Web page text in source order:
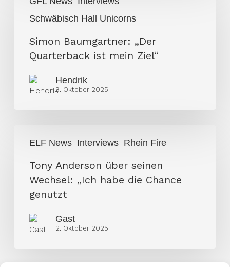
Schwäbisch Hall Unicorns
Baumgartner:
„Der
Quarterback
Simon Baumgartner: „Der
Quarterback ist mein Ziel“
Hendrik
9. Oktober 2025
ELF News Interviews Rhein Fire
Anderson
über
seinen
Wechsel:
habe
Tony Anderson über seinen
Wechsel: „Ich habe die Chance
genutzt
Gast
2. Oktober 2025